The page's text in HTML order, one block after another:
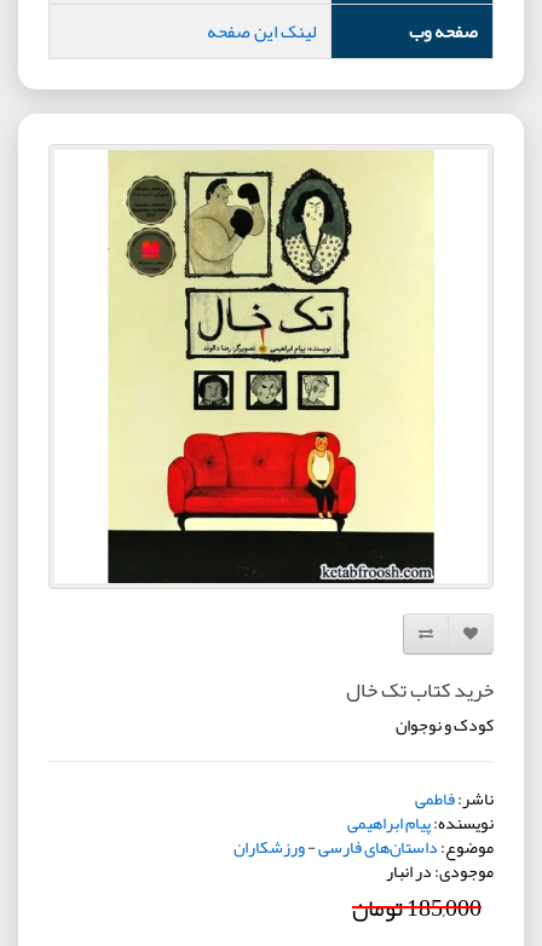
صفحه وب
لینک این صفحه
افزودن به لیست دلخواه
مقایسه این محصول
خرید کتاب تک خال
کودک و نوجوان
ناشر:فاطمی
نویسنده:پیام ابراهیمی
موضوع:داستان‌های فارسی-ورزشکاران
موجودی: در انبار
185,000 تومان